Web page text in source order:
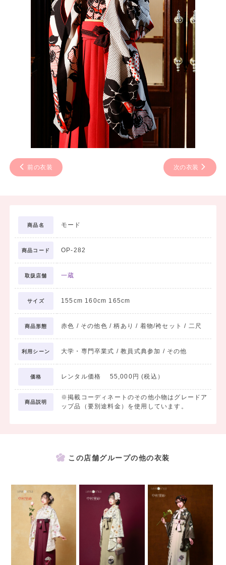
前の衣装 次の衣装
商品名 モード
商品コード OP-282
取扱店舗 一蔵
サイズ 155cm 160cm 165cm
商品形態 赤色 / その他色 / 柄あり / 着物/袴セット / 二尺
利用シーン 大学・専門卒業式 / 教員式典参加 / その他
価格 レンタル価格 55,000円 (税込）
商品説明
※掲載コーディネートのその他小物はグレードア
ップ品（要別途料金）を使用しています。
この店舗グループの他の衣装